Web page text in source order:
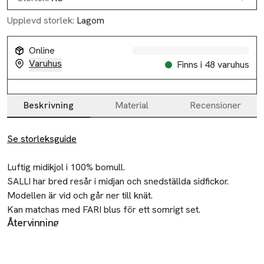
Upplevd storlek: Lagom
Online
Varuhus
Finns i 48 varuhus
Beskrivning Material Recensioner
Beskrivning
Se storleksguide
Luftig midikjol i 100% bomull.
SALLI har bred resår i midjan och snedställda sidfickor.
Modellen är vid och går ner till knät.
Kan matchas med FARI blus för ett somrigt set.
Återvinning